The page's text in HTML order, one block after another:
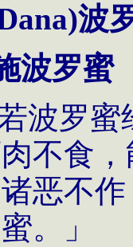
波
波罗蜜
若波罗
不食
恶不
。」